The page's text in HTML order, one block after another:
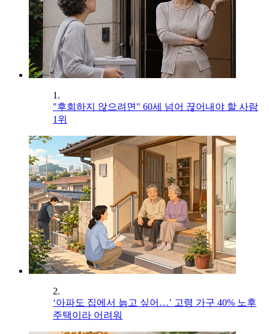
1.
"후회하지 않으려면" 60세 넘어 끊어내야 할 사람
1위
2.
‘아파도 집에서 늙고 싶어…’ 고령 가구 40% 노후
주택이라 어려워